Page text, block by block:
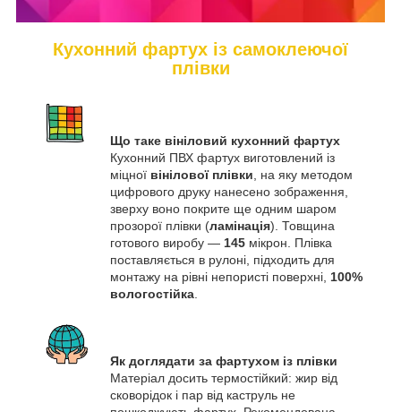
Кухонний фартух із самоклеючої
плівки
Що таке вініловий кухонний фартух
Кухонний ПВХ фартух виготовлений із
міцної вінілової плівки, на яку методом
цифрового друку нанесено зображення,
зверху воно покрите ще одним шаром
прозорої плівки (ламінація). Товщина
готового виробу — 145 мікрон. Плівка
поставляється в рулоні, підходить для
монтажу на рівні непористі поверхні, 100%
вологостійка.
Як доглядати за фартухом із плівки
Матеріал досить термостійкий: жир від
сковорідок і пар від каструль не